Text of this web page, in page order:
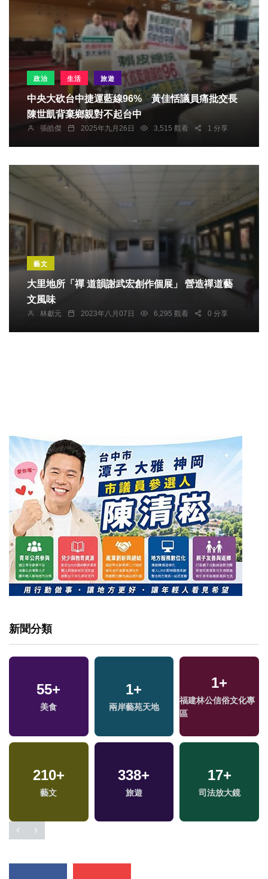
政治 生活 旅遊
中央大砍台中捷運藍線96% 黃佳恬議員痛批交長
陳世凱背棄鄉親對不起台中
張皓傑 2025年九月26日 3,515 觀看 1 分享
藝文
大里地所「禪 道韻謝武宏創作個展」 營造禪道藝
文風味
林獻元 2023年八月07日 6,295 觀看 0 分享
新聞分類
55+
美食
1+
兩岸藝苑天地
1+
福建林公信俗文化專
區
210+
藝文
338+
旅遊
17+
司法放大鏡